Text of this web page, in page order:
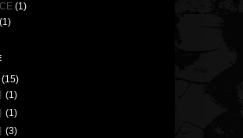
(1)
(1)
(15)
(1)
(1)
(3)